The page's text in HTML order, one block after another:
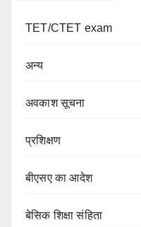
TET/CTET exam
अन्य
अवकाश सूचना
प्रशिक्षण
बीएसए का आदेश
बेसिक शिक्षा संहिता